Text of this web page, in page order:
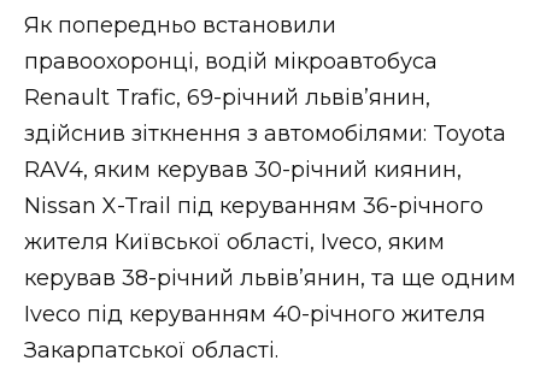
Як попередньо встановили
правоохоронці, водій мікроавтобуса
Renault Trafic, 69-річний львів’янин,
здійснив зіткнення з автомобілями: Toyota
RAV4, яким керував 30-річний киянин,
Nissan X-Trail під керуванням 36-річного
жителя Київської області, Iveco, яким
керував 38-річний львів’янин, та ще одним
Iveco під керуванням 40-річного жителя
Закарпатської області.